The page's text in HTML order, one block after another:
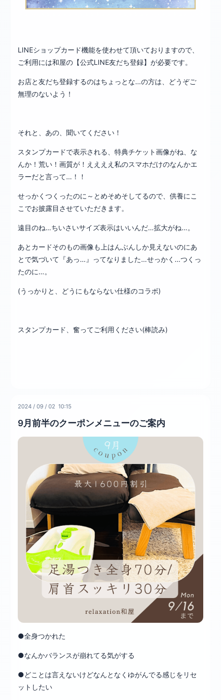
LINEショップカード機能を使わせて頂いておりますので、
ご利用には和屋の【公式LINE友だち登録】が必要です。
お店と友だち登録するのはちょっとな…の方は、どうぞご
無理のないよう！
それと、あの、聞いてください！
スタンプカードで表示される、特典チケット画像がね、な
んか！荒い！画質が！ええええ私のスマホだけのなんかエ
ラーだと言って…！！
せっかくつくったのに～とめそめそしてるので、供養にこ
こでお披露目させていただきます。
遠目のね…ちいさいサイズ表示はいいんだ…拡大がね…。
あとカードそのもの画像も上はんぶんしか見えないのにあ
とで気づいて『あっ…』ってなりました…せっかく…つくっ
たのに…。
(うっかりと、どうにもならない仕様のコラボ)
スタンプカード、奮ってご利用ください(棒読み)
2024 /09 /02 10:15
9月前半のクーポンメニューのご案内
●全身つかれた
●なんかバランスが崩れてる気がする
●どことは言えないけどなんとなくゆがんでる感じをリセ
ットしたい